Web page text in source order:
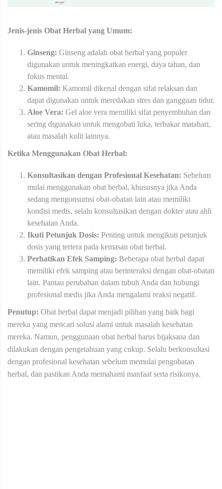
Jenis-jenis Obat Herbal yang Umum:
Ginseng: Ginseng adalah obat herbal yang populer
digunakan untuk meningkatkan energi, daya tahan, dan
fokus mental.
Kamomil: Kamomil dikenal dengan sifat relaksan dan
dapat digunakan untuk meredakan stres dan gangguan tidur.
Aloe Vera: Gel aloe vera memiliki sifat penyembuhan dan
sering digunakan untuk mengobati luka, terbakar matahari,
atau masalah kulit lainnya.
Ketika Menggunakan Obat Herbal:
Konsultasikan dengan Profesional Kesehatan: Sebelum
mulai menggunakan obat herbal, khususnya jika Anda
sedang mengonsumsi obat-obatan lain atau memiliki
kondisi medis, selalu konsultasikan dengan dokter atau ahli
kesehatan Anda.
Ikuti Petunjuk Dosis: Penting untuk mengikuti petunjuk
dosis yang tertera pada kemasan obat herbal.
Perhatikan Efek Samping: Beberapa obat herbal dapat
memiliki efek samping atau berinteraksi dengan obat-obatan
lain. Pantau perubahan dalam tubuh Anda dan hubungi
profesional medis jika Anda mengalami reaksi negatif.
Penutup: Obat herbal dapat menjadi pilihan yang baik bagi
mereka yang mencari solusi alami untuk masalah kesehatan
mereka. Namun, penggunaan obat herbal harus bijaksana dan
dilakukan dengan pengetahuan yang cukup. Selalu berkonsultasi
dengan profesional kesehatan sebelum memulai pengobatan
herbal, dan pastikan Anda memahami manfaat serta risikonya.